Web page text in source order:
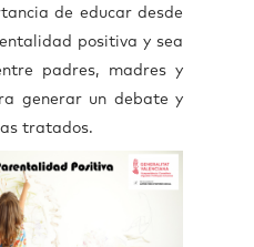
de educar desde
positiva y sea
padres, madres y
generar un debate y
tratados.